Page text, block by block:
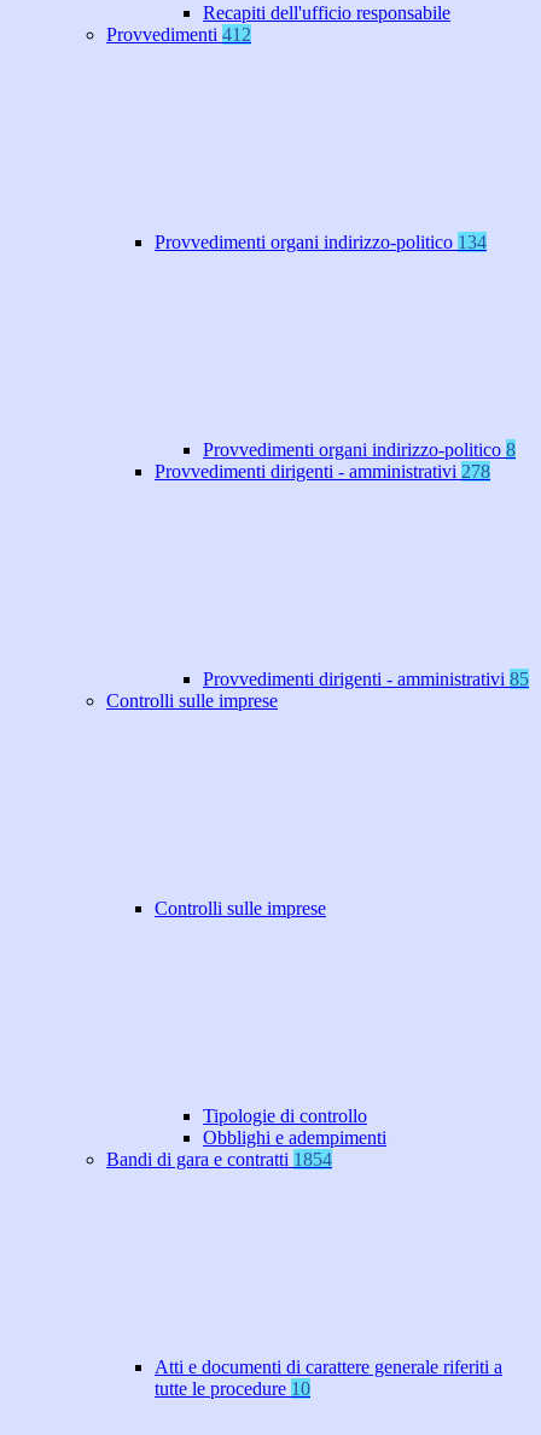
Recapiti dell'ufficio responsabile
Provvedimenti 412
Provvedimenti organi indirizzo-politico 134
Provvedimenti organi indirizzo-politico 8
Provvedimenti dirigenti - amministrativi 278
Provvedimenti dirigenti - amministrativi 85
Controlli sulle imprese
Controlli sulle imprese
Tipologie di controllo
Obblighi e adempimenti
Bandi di gara e contratti 1854
Atti e documenti di carattere generale riferiti a
tutte le procedure 10